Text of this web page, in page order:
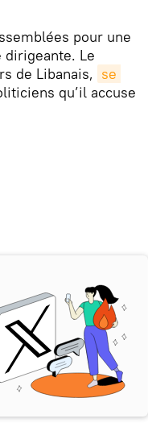
pour une
Le
de Libanais, se
qu’il accuse